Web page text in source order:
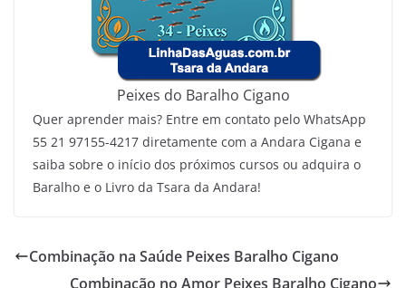
Peixes do Baralho Cigano
Quer aprender mais? Entre em contato pelo WhatsApp
55 21 97155-4217 diretamente com a Andara Cigana e
saiba sobre o início dos próximos cursos ou adquira o
Baralho e o Livro da Tsara da Andara!
Combinação na Saúde Peixes Baralho Cigano
Combinação no Amor Peixes Baralho Cigano